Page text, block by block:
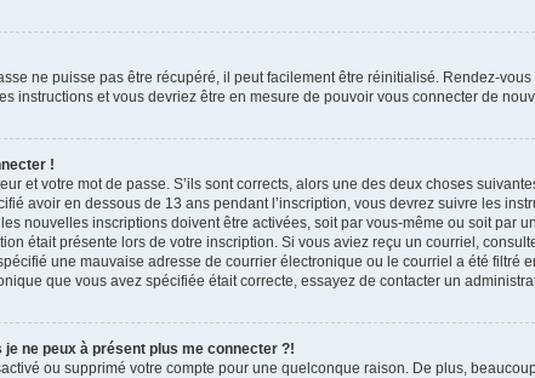
ne puisse pas être récupéré, il peut facilement être réinitialisé. Rendez-
instructions et vous devriez être en mesure de pouvoir vous connecter de
!
et votre mot de passe. S’ils sont corrects, alors une des deux choses
avoir en dessous de 13 ans pendant l’inscription, vous devrez suivre les
nouvelles inscriptions doivent être activées, soit par vous-même ou soit par
était présente lors de votre inscription. Si vous aviez reçu un courriel,
une mauvaise adresse de courrier électronique ou le courriel a été filtré
que vous avez spécifiée était correcte, essayez de contacter un
ne peux à présent plus me connecter ?!
ou supprimé votre compte pour une quelconque raison. De plus,